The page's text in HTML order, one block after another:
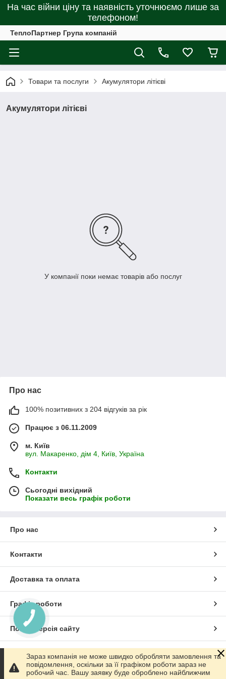
На час війни ціну та наявність уточнюємо лише за
телефоном!
ТеплоПартнер Група компаній
Товари та послуги Акумулятори літієві
Акумулятори літієві
У компанії поки немає товарів або послуг
Про нас
100% позитивних з 204 відгуків за рік
Працює з 06.11.2009
м. Київ
вул. Макаренко, дім 4, Київ, Україна
Контакти
Сьогодні вихідний
Показати весь графік роботи
Про нас
Контакти
Доставка та оплата
Графік роботи
Повна версія сайту
Сайт створено на маркетплейсіProm.ua
Зараз компанія не може швидко обробляти замовлення та
повідомлення, оскільки за її графіком роботи зараз не
робочий час. Вашу заявку буде оброблено найближчим